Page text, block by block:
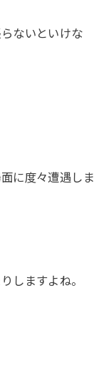
ないといけな
に度々遭遇しま
しますよね。